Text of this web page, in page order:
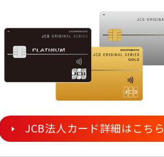
JCB法人カード詳細はこちら